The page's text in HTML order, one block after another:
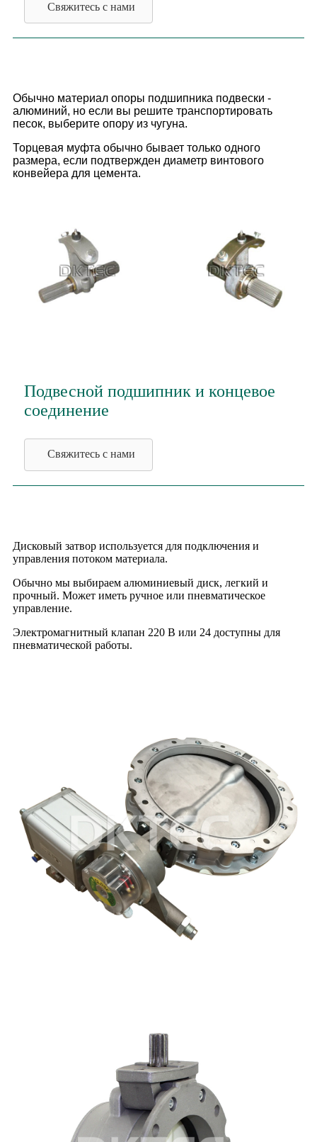
Свяжитесь с нами
Обычно материал опоры подшипника подвески -
алюминий, но если вы решите транспортировать
песок, выберите опору из чугуна.
Торцевая муфта обычно бывает только одного
размера, если подтвержден диаметр винтового
конвейера для цемента.
Подвесной подшипник и концевое
соединение
Свяжитесь с нами
Дисковый затвор используется для подключения и
управления потоком материала.
Обычно мы выбираем алюминиевый диск, легкий и
прочный. Может иметь ручное или пневматическое
управление.
Электромагнитный клапан 220 В или 24 доступны для
пневматической работы.